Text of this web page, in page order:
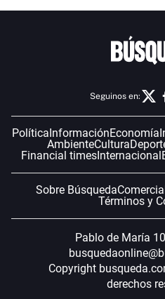
Seguinos en:
PolíticaInformaciónEconomía
AmbienteCultura
Financial timesInternacional
Sobre Búsqueda
Términos y
Pablo de María
Copyright
derechos